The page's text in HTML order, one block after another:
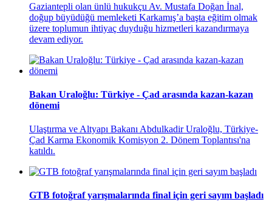
Gaziantepli olan ünlü hukukçu Av. Mustafa Doğan İnal,
doğup büyüdüğü memleketi Karkamış’a başta eğitim olmak
üzere toplumun ihtiyaç duyduğu hizmetleri kazandırmaya
devam ediyor.
Bakan Uraloğlu: Türkiye - Çad arasında kazan-kazan
dönemi
Ulaştırma ve Altyapı Bakanı Abdulkadir Uraloğlu, Türkiye-
Çad Karma Ekonomik Komisyon 2. Dönem Toplantısı'na
katıldı.
GTB fotoğraf yarışmalarında final için geri sayım başladı